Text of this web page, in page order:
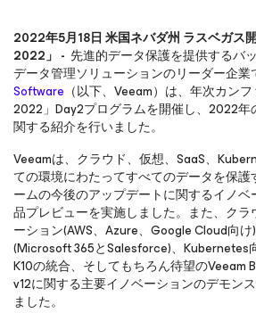
2022年5月18日 米国ネバダ州 ラスベガス
2022」 - 先進的データ保護を提供するバ
データ管理ソリューションのリーダー企業
Software （以下、Veeam）は、年次カン
2022」Day2プログラムを開催し、2022年
関する紹介を行いました。
Veeamは、クラウド、仮想、SaaS、
ての環境にわたってすべてのデータを保
ームの今後のアップデートに関するイノ
品プレビューを実施しました。また、クラ
ーション(AWS、Azure、Google Cloud向け
(Microsoft 365とSalesforce)、Kubernetes
K10の統合、そしてもちろん待望のVeeam
v12に関する主要イノベーションのデモン
ました。